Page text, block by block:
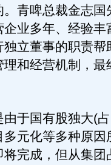
青啤总裁金志国
业多年、经验丰
立董事的职责帮
和经营机制，最
于国有股独大(占
元化等多种原因
完成，但从集团